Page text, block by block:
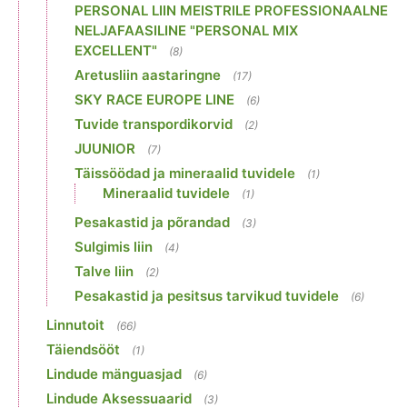
PERSONAL LIIN MEISTRILE PROFESSIONAALNE
NELJAFAASILINE "PERSONAL MIX
EXCELLENT"
(8)
Aretusliin aastaringne (17)
SKY RACE EUROPE LINE (6)
Tuvide transpordikorvid (2)
JUUNIOR (7)
Täissöödad ja mineraalid tuvidele (1)
Mineraalid tuvidele (1)
Pesakastid ja põrandad (3)
Sulgimis liin (4)
Talve liin (2)
Pesakastid ja pesitsus tarvikud tuvidele (6)
Linnutoit (66)
Täiendsööt (1)
Lindude mänguasjad (6)
Lindude Aksessuaarid (3)